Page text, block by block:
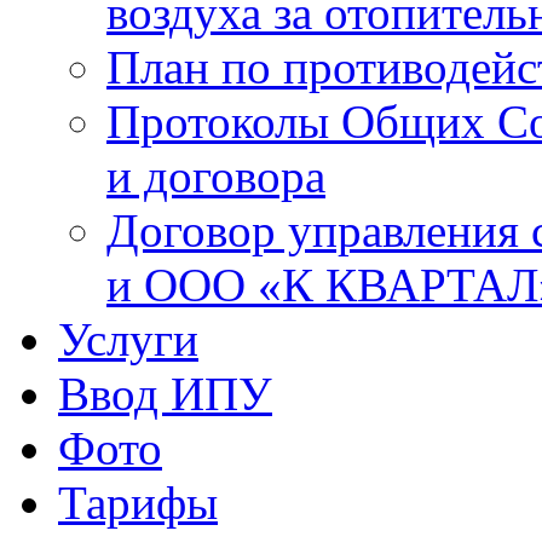
воздуха за
План по
Протоколы Общих
и договора
Договор управления
и ООО «К
Услуги
Ввод ИПУ
Фото
Тарифы